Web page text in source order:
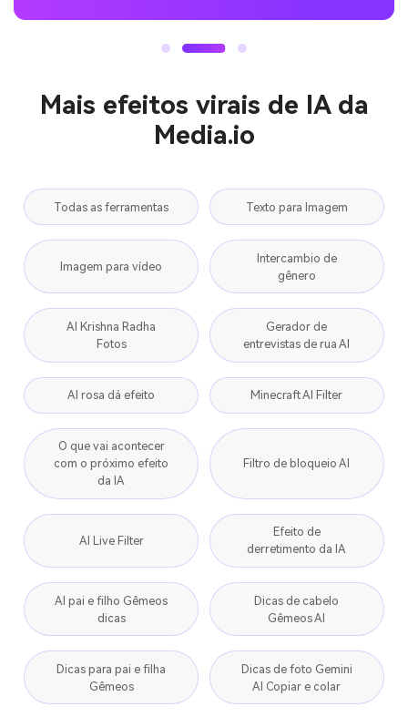
Mais efeitos virais de IA da
Media.io
Todas as ferramentas Texto para Imagem
Imagem para vídeo
Intercambio de
gênero
AI Krishna Radha
Fotos
Gerador de
entrevistas de rua AI
AI rosa dá efeito Minecraft AI Filter
O que vai acontecer
com o próximo efeito
da IA
Filtro de bloqueio AI
AI Live Filter
Efeito de
derretimento da IA
AI pai e filho Gêmeos
dicas
Dicas de cabelo
Gêmeos AI
Dicas para pai e filha
Gêmeos
Dicas de foto Gemini
AI Copiar e colar